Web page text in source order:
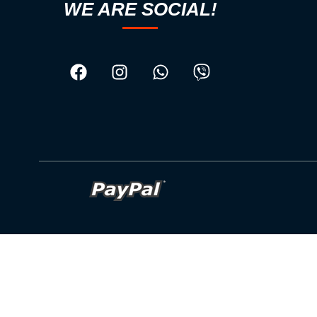
WE ARE SOCIAL!